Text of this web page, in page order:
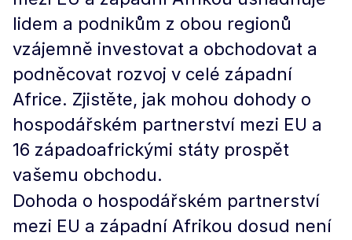
lidem a podnikům z obou regionů
vzájemně investovat a obchodovat a
podněcovat rozvoj v celé západní
Africe. Zjistěte, jak mohou dohody o
hospodářském partnerství mezi EU a
16 západoafrickými státy prospět
vašemu obchodu.
Dohoda o hospodářském partnerství
mezi EU a západní Afrikou dosud není